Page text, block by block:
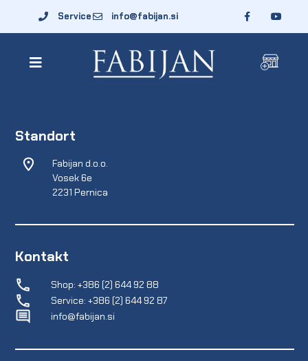
Service info@fabijan.si
Standort
Fabijan d.o.o.
Vosek 6e
2231 Pernica
Kontakt
Shop: +386 (2) 644 92 88
Service: +386 (2) 644 92 87
info@fabijan.si